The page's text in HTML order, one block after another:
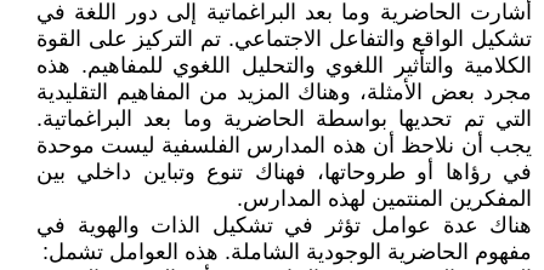
أشارت الحاضرية وما بعد البراغماتية إلى دور اللغة في
تشكيل الواقع والتفاعل الاجتماعي. تم التركيز على القوة
الكلامية والتأثير اللغوي والتحليل اللغوي للمفاهيم. هذه
مجرد بعض الأمثلة، وهناك المزيد من المفاهيم التقليدية
التي تم تحديها بواسطة الحاضرية وما بعد البراغماتية.
يجب أن نلاحظ أن هذه المدارس الفلسفية ليست موحدة
في رؤاها أو طروحاتها، فهناك تنوع وتباين داخلي بين
المفكرين المنتمين لهذه المدارس.
هناك عدة عوامل تؤثر في تشكيل الذات والهوية في
مفهوم الحاضرية الوجودية الشاملة. هذه العوامل تشمل: